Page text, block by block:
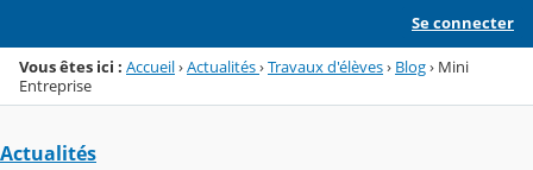
Se connecter
Vous êtes ici : Accueil›Actualités›Travaux d'élèves› Blog› Mini
Entreprise
Actualités